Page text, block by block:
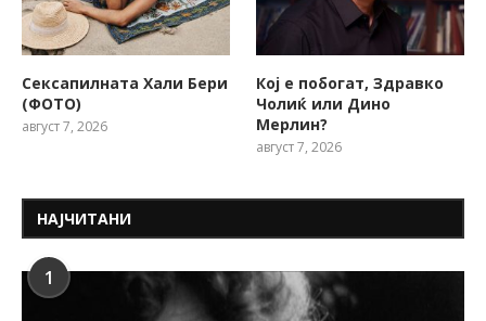
Сексапилната Хали Бери
(ФОТО)
август 7, 2026
Кој е побогат, Здравко
Чолиќ или Дино
Мерлин?
август 7, 2026
НАЈЧИТАНИ
1